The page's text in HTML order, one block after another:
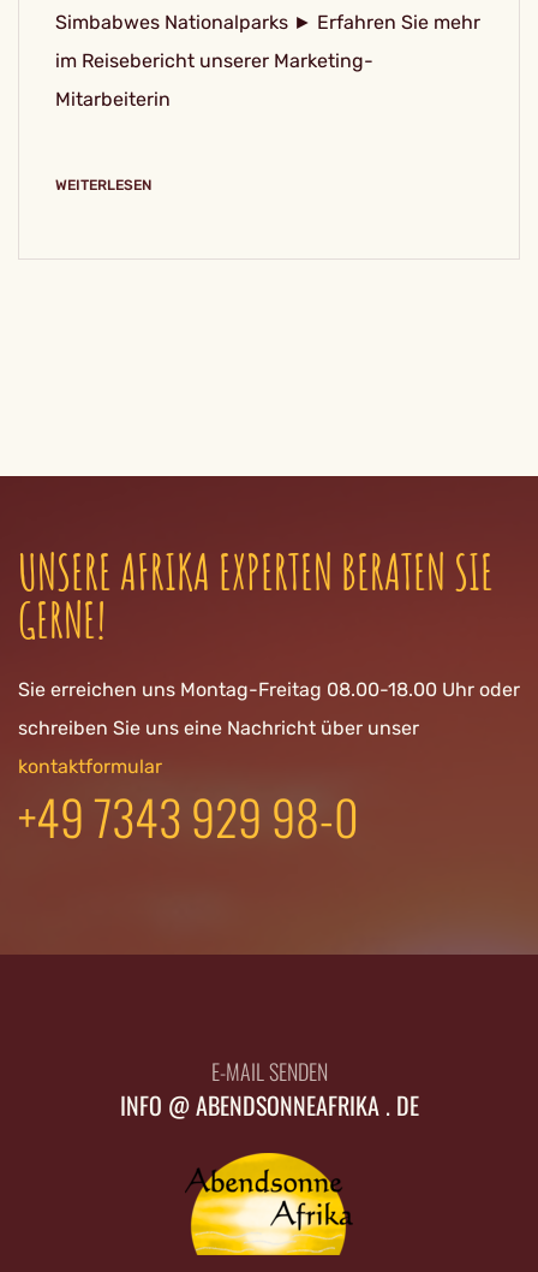
Simbabwes Nationalparks ► Erfahren Sie mehr
im Reisebericht unserer Marketing-
Mitarbeiterin
WEITERLESEN
UNSERE AFRIKA EXPERTEN BERATEN SIE
GERNE!
Sie erreichen uns Montag-Freitag 08.00-18.00 Uhr oder
schreiben Sie uns eine Nachricht über unser
kontaktformular
+49 7343 929 98-0
E-MAIL SENDEN
INFO @ ABENDSONNEAFRIKA . DE